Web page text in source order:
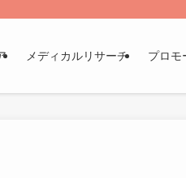
・サーナ 東京・横浜
メディカルリサーチ プロモ